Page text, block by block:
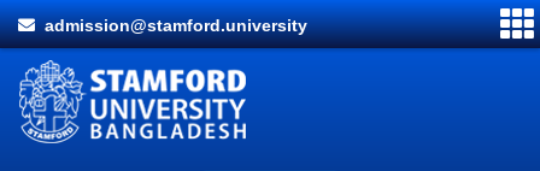
admission@stamford.university